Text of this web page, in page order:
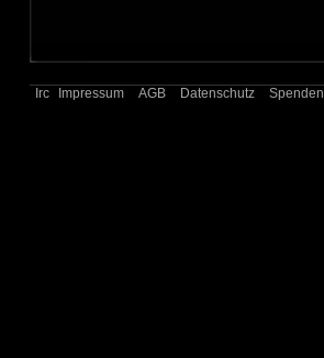
Irc Impressum AGB Datenschutz Spenden